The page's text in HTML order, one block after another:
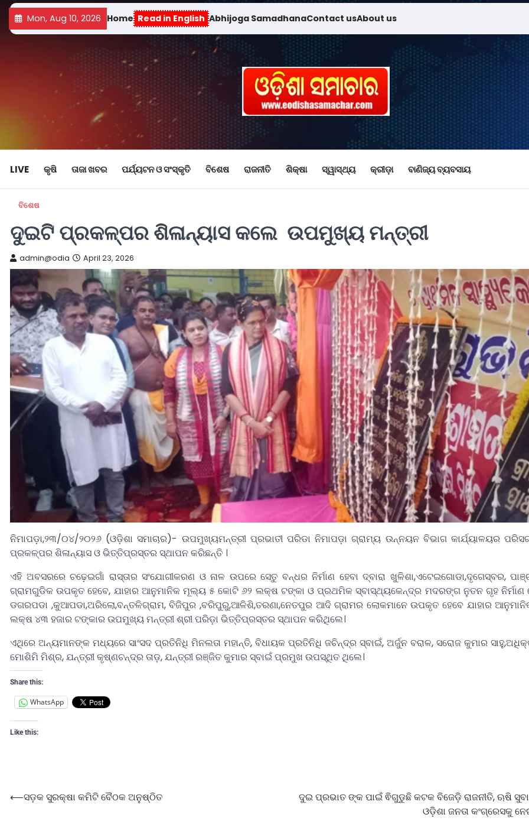
Mon, Aug 10, 2026 Home Read in English Abhijoga SamadhanaContact usAbout us
LIVE କୃଷି ତାଜା ଖବର ପର୍ଯ୍ୟଟନ ଓ ସଂସ୍କୃତି ବିଶେଷ ରାଜନୀତି ଶିକ୍ଷା ସ୍ୱାସ୍ଥ୍ୟ କ୍ରୀଡ଼ା ବାଣିଜ୍ୟ ବ୍ୟବସାୟ
ବିଶେଷ
ଦୁଇଟି ପ୍ରକଳ୍ପର ଶିଳାନ୍ୟାସ କଲେ ଉପମୁଖ୍ୟ ମନ୍ତ୍ରୀ
admin@odia April 23, 2026
ନିମାପଡ଼ା,୨୩/୦୪/୨୦୨୬ (ଓଡ଼ିଶା ସମାଚାର)- ଉପମୁଖ୍ୟମନ୍ତ୍ରୀ ପ୍ରଭାତୀ ପରିଡା ନିମାପଡ଼ା ଗ୍ରାମ୍ୟ ଉନ୍ନୟନ ବିଭାଗ କାର୍ଯ୍ୟାଳୟର
ପ୍ରକଳ୍ପର ଶିଳାନ୍ୟାସ ଓ ଭିତ୍ତିପ୍ରସ୍ତର ସ୍ଥାପନ କରିଛନ୍ତି ।
ଏହି ଅବସରରେ ଚଢ଼େଇଗାଁ ରାସ୍ତାର ସଂଯୋଗୀକରଣ ଓ ନାଳ ଉପରେ ସେତୁ ବନ୍ଧର ନିର୍ମାଣ ହେବା ଦ୍ବାରା ଖୁଳିଶା,ଏଟେଇଗୋଡା,ଦୃଗେସ୍ବର,
ଗ୍ରାମଗୁଡିକ ଉପକୃତ ହେବେ, ଯାହାର ଆନୁମାନିକ ମୂଲ୍ୟ ୫ କୋଟି ୬୨ ଲକ୍ଷ ଟଙ୍କା ଓ ପ୍ରଥମିକ ସ୍ବାସ୍ଥ୍ୟକେନ୍ଦ୍ର ମଦରଙ୍ଗ ନୁତନ ଗୃହ ନିର୍ମାଣ
ଡଗରପଡା ,କୁଆପଡା,ଅରିଲୋ,ବନ୍ତଳିଗ୍ରାମ, ବିଜିପୁର ,ବରିପୁରୁ,ଆଳିଶି,ତରଣା,ନେତପୁର ଆଦି ଗ୍ରାମର ଲୋକମାନେ ଉପକୃତ ହେବେ ଯାହାର
ଲକ୍ଷ ୪୩ ହଜାର ଟଙ୍କାର ଉପମୁଖ୍ୟ ମନ୍ତ୍ରୀ ଶ୍ରୀ ପରିଡ଼ା ଭିତ୍ତିପ୍ରସ୍ତର ସ୍ଥାପନ କରିଥିଲେ।
ଏଥିରେ ଅନ୍ୟମାନଙ୍କ ମଧ୍ୟରେ ସାଂସଦ ପ୍ରତିନିଧି ମିନଲତା ମହାନ୍ତି, ବିଧାୟକ ପ୍ରତିନିଧି ଜଚିନ୍ଦ୍ର ସ୍ବାଇଁ, ଅର୍ଜୁନ ବରାଳ, ସରୋଜ କୁମାର
ମୋଶିମି ମିଶ୍ର, ଯନ୍ତ୍ରୀ କୃଷ୍ଣଚନ୍ଦ୍ର ତାଡ଼, ଯନ୍ତ୍ରୀ ରଞ୍ଜିତ କୁମାର ସ୍ବାଇଁ ପ୍ରମୁଖ ଉପସ୍ଥିତ ଥିଲେ।
Share this:
WhatsApp
Like this:
⟵ସଡ଼କ ସୁରକ୍ଷା କମିଟି ବୈଠକ ଅନୁଷ୍ଠିତ
ଦୁଇ ପ୍ରଭାତ ଙ୍କ ପାଇଁ ଵିଗୁଡୁଛି କଟକ ବିଜେଡ଼ି ରାଜନୀତି, ଋଷି
ଓଡ଼ିଶା ଜନତା କଂଗ୍ରେସକୁ